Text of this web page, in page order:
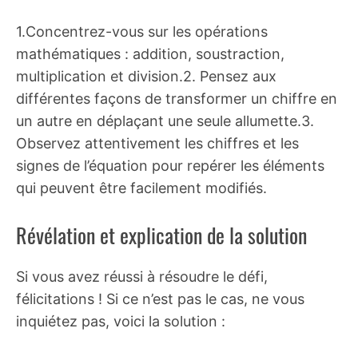
1.Concentrez-vous sur les opérations
mathématiques : addition, soustraction,
multiplication et division.2. Pensez aux
différentes façons de transformer un chiffre en
un autre en déplaçant une seule allumette.3.
Observez attentivement les chiffres et les
signes de l’équation pour repérer les éléments
qui peuvent être facilement modifiés.
Révélation et explication de la solution
Si vous avez réussi à résoudre le défi,
félicitations ! Si ce n’est pas le cas, ne vous
inquiétez pas, voici la solution :